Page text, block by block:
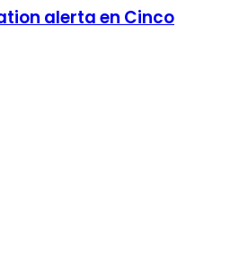
alerta en Cinco